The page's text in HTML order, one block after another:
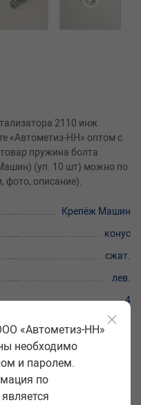
2110 инж.
«Автометиз-НН» оптом с
пружина болта
(уп. 10 шт) можно по
фото, описание).
Крепёж Машин
конус
сжат.
лев.
4
мм
малый D'1, мм
малый D'2,
«Автометиз-НН»
необходимо
и паролем.
по